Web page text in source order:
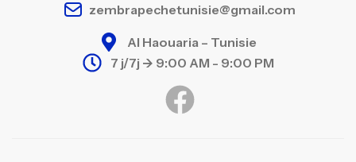
zembrapechetunisie@gmail.com
Al Haouaria – Tunisie
7 j/7j -> 9:00 AM - 9:00 PM